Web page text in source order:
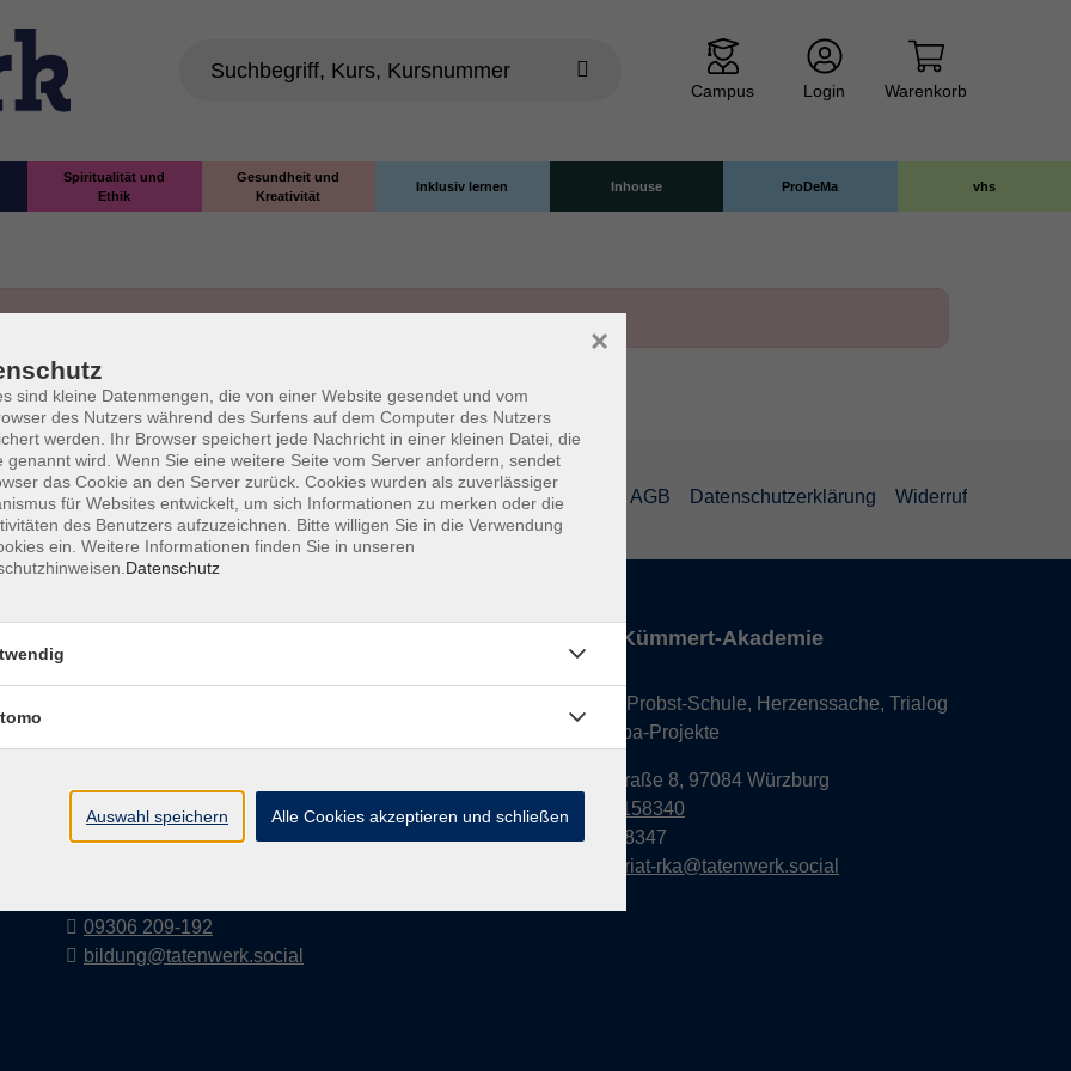
Campus Login Warenkorb
Spiritualität und
Ethik
Gesundheit und
Kreativität
Inklusiv lernen Inhouse ProDeMa vhs
Impressum AGB Datenschutzerklärung Widerruf
Fort- und Weiterbildung im Bereich soziale
09306 209-192
bildung@tatenwerk.social
Robert-Kümmert-Akademie
Dr. Maria-Probst-Schule, Herzenssache, Trialog
und Europa-Projekte
Berner Straße 8, 97084 Würzburg
0931 6158340
0931 6158347
sekretariat-rka@tatenwerk.social
sind kleine Datenmengen, die von einer Website gesendet und vom
des Nutzers während des Surfens auf dem Computer des Nutzers
werden. Ihr Browser speichert jede Nachricht in einer kleinen Datei, die
genannt wird. Wenn Sie eine weitere Seite vom Server anfordern, sendet
das Cookie an den Server zurück. Cookies wurden als zuverlässiger
für Websites entwickelt, um sich Informationen zu merken oder die
des Benutzers aufzuzeichnen. Bitte willigen Sie in die Verwendung
ein. Weitere Informationen finden Sie in unseren
Datenschutz
×
Auswahl speichern Alle Cookies akzeptieren und schließen